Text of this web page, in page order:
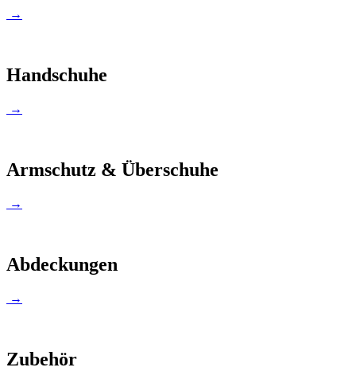
→
Handschuhe
→
Armschutz & Überschuhe
→
Abdeckungen
→
Zubehör